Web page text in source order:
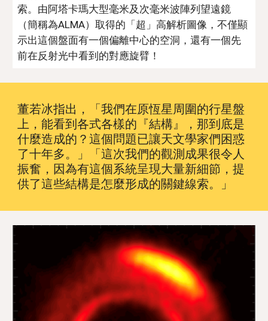
索。由阿塔卡瑪大型毫米及次毫米波陣列望遠鏡
（簡稱為ALMA）取得的「超」高解析圖像，不僅顯
示出這個盤面有一個偏離中心的空洞，還有一個先
前在反射光中看到的對應旋臂！
董若冰指出，「我們在原恆星周圍的行星盤
上，能看到各式各樣的『結構』，那到底是
什麼造成的？這個問題已讓天文學家們困惑
了十年多。」「這次我們的觀測成果很令人
振奮，因為有這個系統呈現大量新細節，提
供了這些結構是怎麼形成的關鍵線索。」